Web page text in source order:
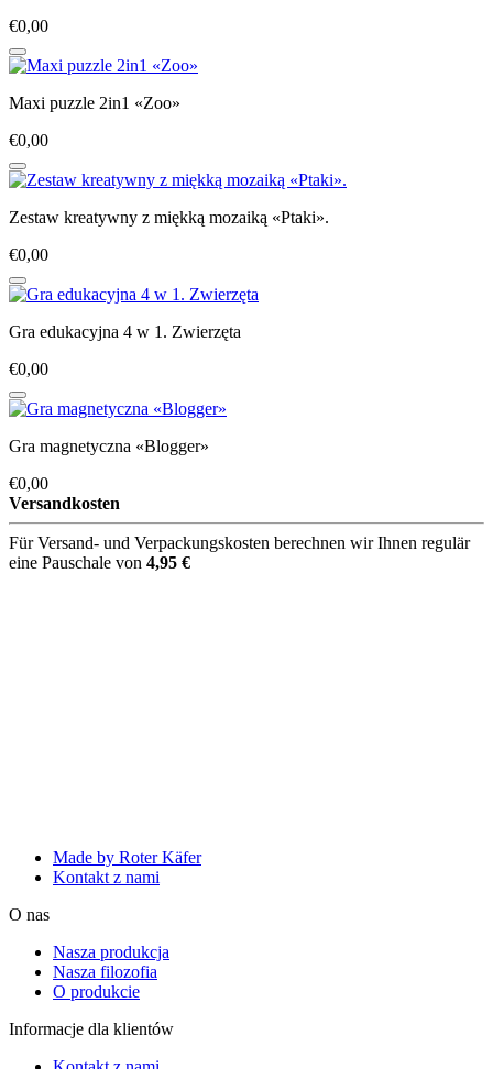
€0,00
Maxi puzzle 2in1 «Zoo»
€0,00
Zestaw kreatywny z miękką mozaiką «Ptaki».
€0,00
Gra edukacyjna 4 w 1. Zwierzęta
€0,00
Gra magnetyczna «Blogger»
€0,00
Versandkosten
Für Versand- und Verpackungskosten berechnen wir Ihnen regulär
eine Pauschale von 4,95 €
Made by Roter Käfer
Kontakt z nami
O nas
Nasza produkcja
Nasza filozofia
O produkcie
Informacje dla klientów